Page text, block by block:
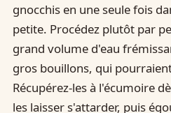
gnocchis en une seule fois
petite. Procédez plutôt par
grand volume d'eau
gros bouillons, qui
Récupérez-les à l'écumoire
les laisser s'attarder, puis